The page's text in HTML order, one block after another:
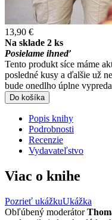
13,90 €
Na sklade 2 ks
Posielame ihneď
Tento produkt síce máme
posledné kusy a ďalšie už
bude onedlho úplne
Do košíka
Popis knihy
Podrobnosti
Recenzie
Vydavateľstvo
Viac o knihe
Pozrieť ukážkuUkážka
Obľúbený moderátor